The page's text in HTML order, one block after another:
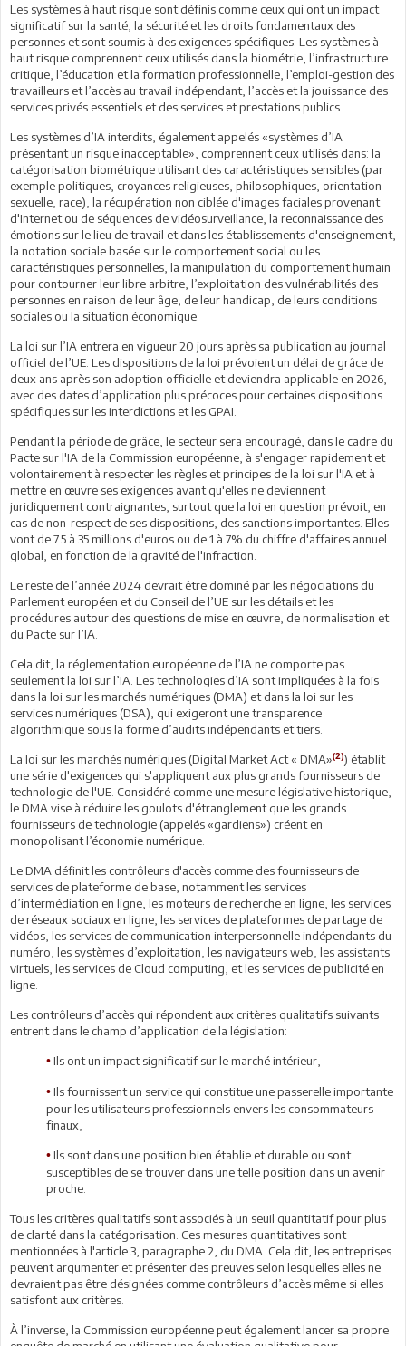
Les systèmes à haut risque sont définis comme ceux qui ont un impact
significatif sur la santé, la sécurité et les droits fondamentaux des
personnes et sont soumis à des exigences spécifiques. Les systèmes à
haut risque comprennent ceux utilisés dans la biométrie, l’infrastructure
critique, l’éducation et la formation professionnelle, l’emploi-gestion des
travailleurs et l’accès au travail indépendant, l’accès et la jouissance des
services privés essentiels et des services et prestations publics.
Les systèmes d’IA interdits, également appelés «systèmes d’IA
présentant un risque inacceptable», comprennent ceux utilisés dans: la
catégorisation biométrique utilisant des caractéristiques sensibles (par
exemple politiques, croyances religieuses, philosophiques, orientation
sexuelle, race), la récupération non ciblée d'images faciales provenant
d'Internet ou de séquences de vidéosurveillance, la reconnaissance des
émotions sur le lieu de travail et dans les établissements d'enseignement,
la notation sociale basée sur le comportement social ou les
caractéristiques personnelles, la manipulation du comportement humain
pour contourner leur libre arbitre, l’exploitation des vulnérabilités des
personnes en raison de leur âge, de leur handicap, de leurs conditions
sociales ou la situation économique.
La loi sur l’IA entrera en vigueur 20 jours après sa publication au journal
officiel de l’UE. Les dispositions de la loi prévoient un délai de grâce de
deux ans après son adoption officielle et deviendra applicable en 2026,
avec des dates d’application plus précoces pour certaines dispositions
spécifiques sur les interdictions et les GPAI.
Pendant la période de grâce, le secteur sera encouragé, dans le cadre du
Pacte sur l'IA de la Commission européenne, à s'engager rapidement et
volontairement à respecter les règles et principes de la loi sur l'IA et à
mettre en œuvre ses exigences avant qu'elles ne deviennent
juridiquement contraignantes, surtout que la loi en question prévoit, en
cas de non-respect de ses dispositions, des sanctions importantes. Elles
vont de 7.5 à 35 millions d'euros ou de 1 à 7% du chiffre d'affaires annuel
global, en fonction de la gravité de l'infraction.
Le reste de l’année 2024 devrait être dominé par les négociations du
Parlement européen et du Conseil de l’UE sur les détails et les
procédures autour des questions de mise en œuvre, de normalisation et
du Pacte sur l’IA.
Cela dit, la réglementation européenne de l’IA ne comporte pas
seulement la loi sur l’IA. Les technologies d’IA sont impliquées à la fois
dans la loi sur les marchés numériques (DMA) et dans la loi sur les
services numériques (DSA), qui exigeront une transparence
algorithmique sous la forme d’audits indépendants et tiers.
La loi sur les marchés numériques (Digital Market Act « DMA»(2)) établit
une série d'exigences qui s'appliquent aux plus grands fournisseurs de
technologie de l'UE. Considéré comme une mesure législative historique,
le DMA vise à réduire les goulots d'étranglement que les grands
fournisseurs de technologie (appelés «gardiens») créent en
monopolisant l’économie numérique.
Le DMA définit les contrôleurs d'accès comme des fournisseurs de
services de plateforme de base, notamment les services
d’intermédiation en ligne, les moteurs de recherche en ligne, les services
de réseaux sociaux en ligne, les services de plateformes de partage de
vidéos, les services de communication interpersonnelle indépendants du
numéro, les systèmes d’exploitation, les navigateurs web, les assistants
virtuels, les services de Cloud computing, et les services de publicité en
ligne.
Les contrôleurs d’accès qui répondent aux critères qualitatifs suivants
entrent dans le champ d’application de la législation:
• Ils ont un impact significatif sur le marché intérieur,
• Ils fournissent un service qui constitue une passerelle importante
pour les utilisateurs professionnels envers les consommateurs
finaux,
• Ils sont dans une position bien établie et durable ou sont
susceptibles de se trouver dans une telle position dans un avenir
proche.
Tous les critères qualitatifs sont associés à un seuil quantitatif pour plus
de clarté dans la catégorisation. Ces mesures quantitatives sont
mentionnées à l'article 3, paragraphe 2, du DMA. Cela dit, les entreprises
peuvent argumenter et présenter des preuves selon lesquelles elles ne
devraient pas être désignées comme contrôleurs d’accès même si elles
satisfont aux critères.
À l’inverse, la Commission européenne peut également lancer sa propre